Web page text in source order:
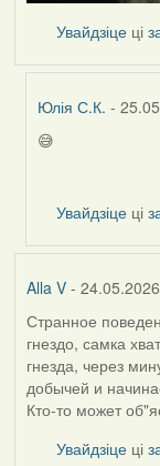
Увайдзіце ці
Юлія С.К. -
In
nasta
😅
Увайдзіце ці
Alla V-
Странное
гнездо, самка
гнезда, через
добычей и
Кто-то может
Увайдзіце ці